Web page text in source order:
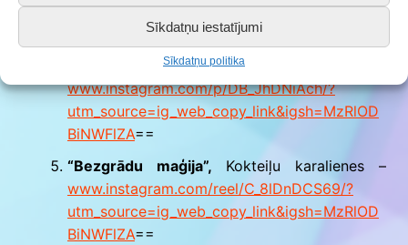
Sīkdatņu iestatījumi
Sīkdatņu politika
utm_source=ig_web_copy_link&igsh=MzRlOD
==
“Dejotprieks”,TDK “Puzurs” –
www.instagram.com/p/DB_JhDNiAch/?
utm_source=ig_web_copy_link&igsh=MzRlOD
BiNWFlZA==
“Bezgrādu maģija”, Kokteiļu karalienes –
www.instagram.com/reel/C_8lDnDCS69/?
utm_source=ig_web_copy_link&igsh=MzRlOD
BiNWFlZA==